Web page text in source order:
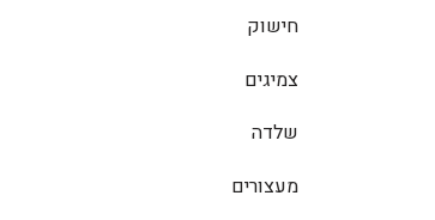
חישוק
צמיגים
שלדה
מעצורים